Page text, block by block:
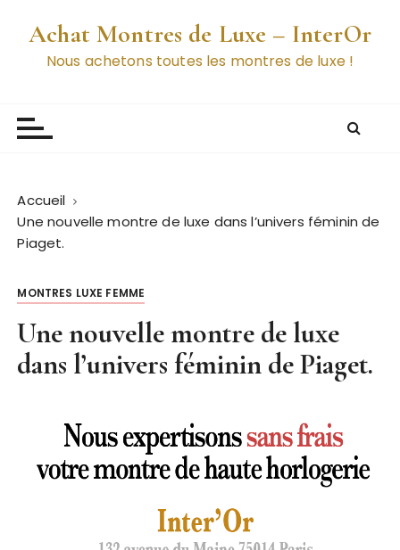
Achat Montres de Luxe – InterOr
Nous achetons toutes les montres de luxe !
Accueil
Une nouvelle montre de luxe dans l’univers féminin de
Piaget.
MONTRES LUXE FEMME
Une nouvelle montre de luxe
dans l’univers féminin de Piaget.